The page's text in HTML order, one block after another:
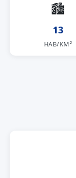
🏙
13
HAB/KM²